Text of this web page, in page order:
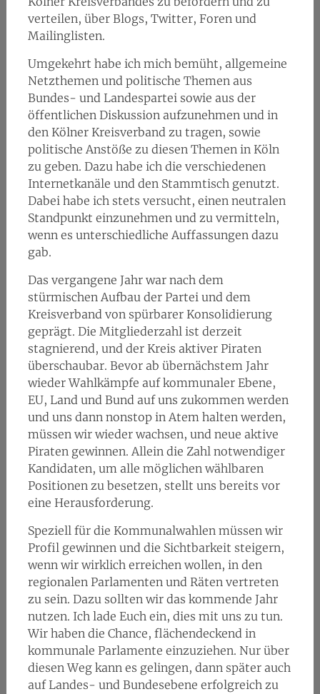
verteilen, über Blogs, Twitter, Foren und
Mailinglisten.
Umgekehrt habe ich mich bemüht, allgemeine
Netzthemen und politische Themen aus
Bundes- und Landespartei sowie aus der
öffentlichen Diskussion aufzunehmen und in
den Kölner Kreisverband zu tragen, sowie
politische Anstöße zu diesen Themen in Köln
zu geben. Dazu habe ich die verschiedenen
Internetkanäle und den Stammtisch genutzt.
Dabei habe ich stets versucht, einen neutralen
Standpunkt einzunehmen und zu vermitteln,
wenn es unterschiedliche Auffassungen dazu
gab.
Das vergangene Jahr war nach dem
stürmischen Aufbau der Partei und dem
Kreisverband von spürbarer Konsolidierung
geprägt. Die Mitgliederzahl ist derzeit
stagnierend, und der Kreis aktiver Piraten
überschaubar. Bevor ab übernächstem Jahr
wieder Wahlkämpfe auf kommunaler Ebene,
EU, Land und Bund auf uns zukommen werden
und uns dann nonstop in Atem halten werden,
müssen wir wieder wachsen, und neue aktive
Piraten gewinnen. Allein die Zahl notwendiger
Kandidaten, um alle möglichen wählbaren
Positionen zu besetzen, stellt uns bereits vor
eine Herausforderung.
Speziell für die Kommunalwahlen müssen wir
Profil gewinnen und die Sichtbarkeit steigern,
wenn wir wirklich erreichen wollen, in den
regionalen Parlamenten und Räten vertreten
zu sein. Dazu sollten wir das kommende Jahr
nutzen. Ich lade Euch ein, dies mit uns zu tun.
Wir haben die Chance, flächendeckend in
kommunale Parlamente einzuziehen. Nur über
diesen Weg kann es gelingen, dann später auch
auf Landes- und Bundesebene erfolgreich zu